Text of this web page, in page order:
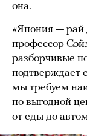
она.
«Япония — рай
профессор
разборчивые
подтверждает
мы требуем
по выгодной
от еды до